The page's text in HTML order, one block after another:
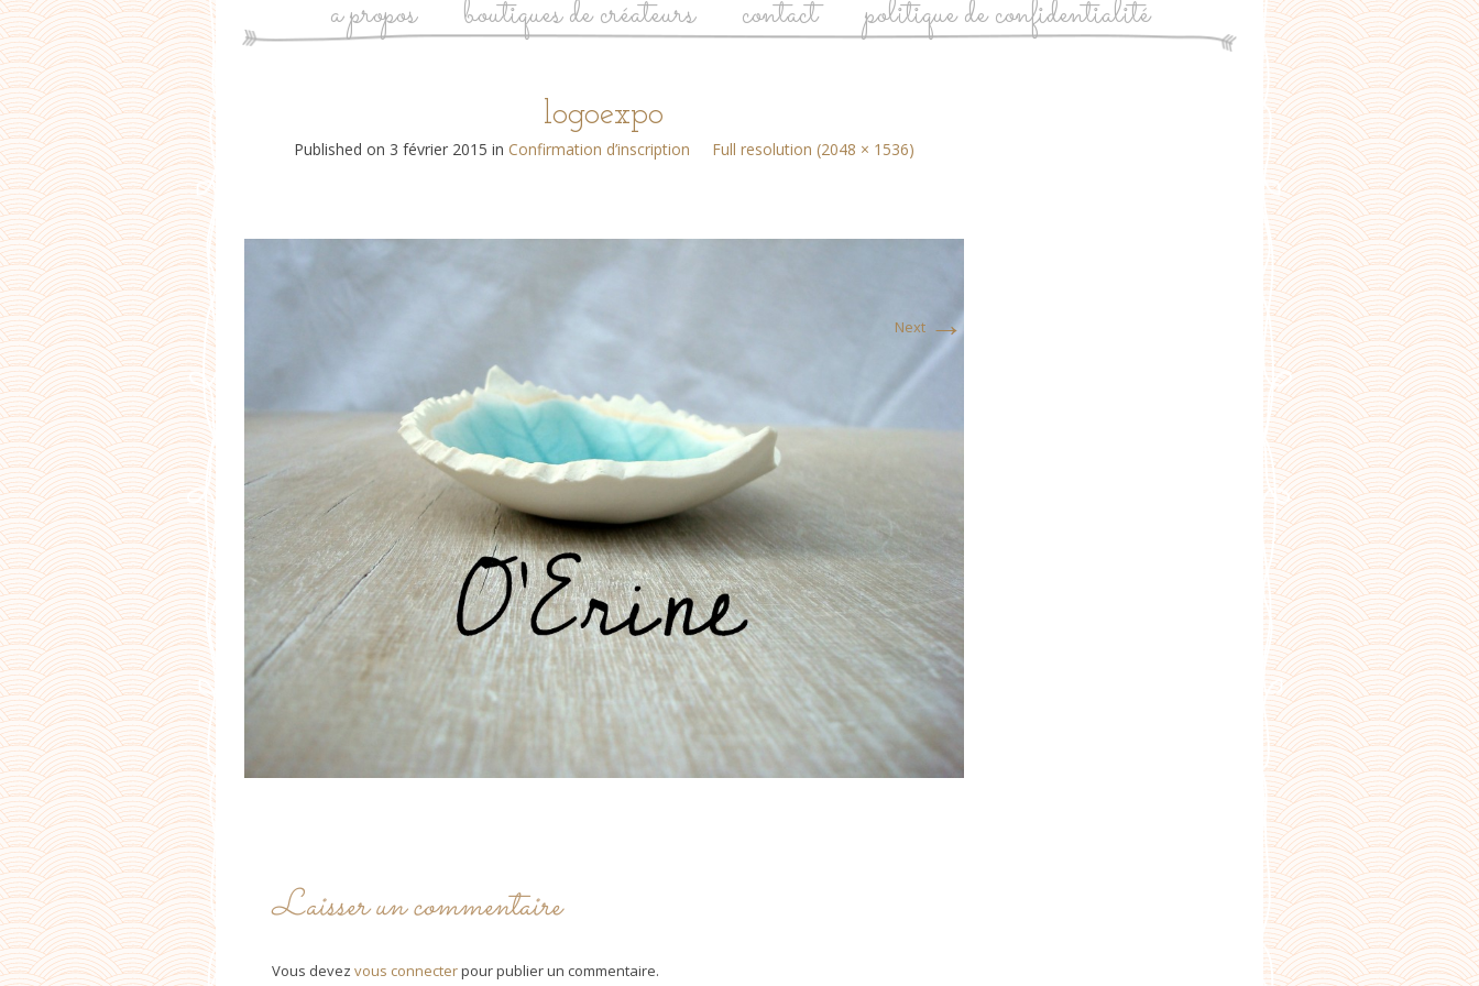
a propos boutiques de créateurs contact politique de confidentialité
logoexpo
Published on 3 février 2015 in Confirmation d’inscription Full resolution (2048 × 1536)
Next →
Laisser un commentaire
Vous devez vous connecterpour publier un commentaire.